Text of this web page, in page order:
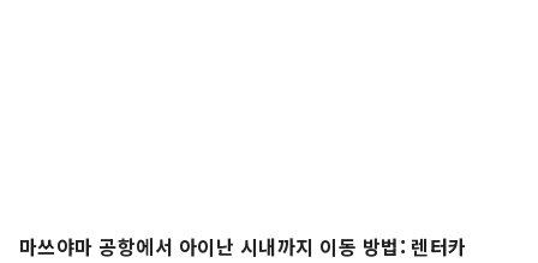
마쓰야마 공항에서 아이난 시내까지 이동 방법: 렌터카